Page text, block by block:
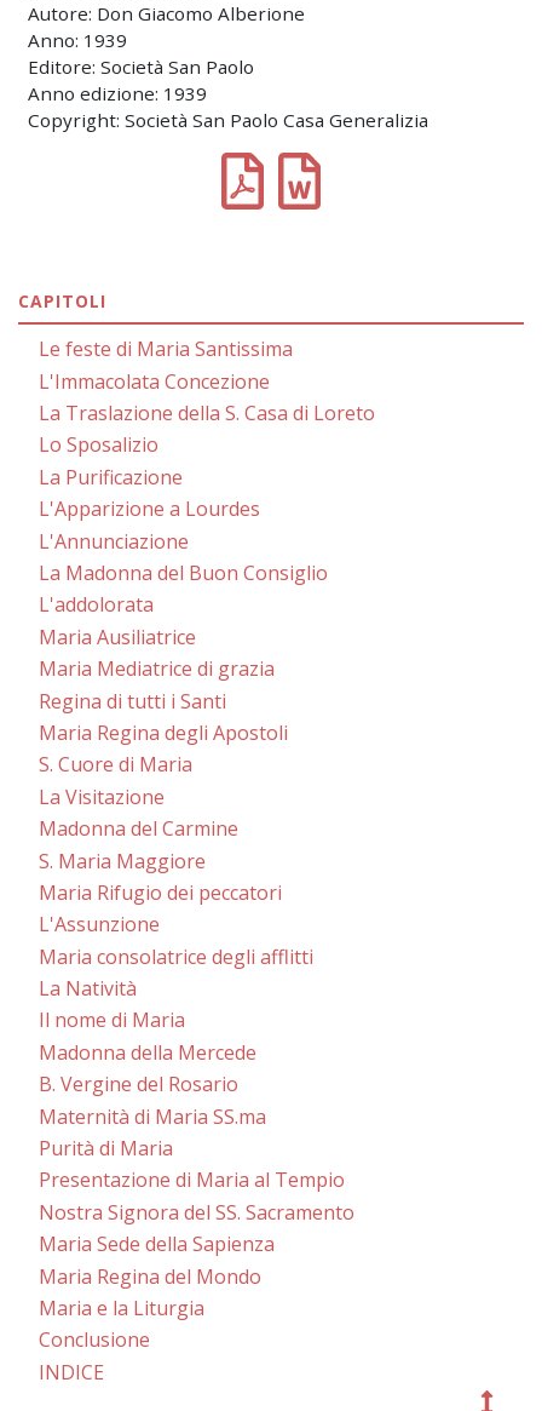
Autore: Don Giacomo Alberione
Anno: 1939
Editore: Società San Paolo
Anno edizione: 1939
Copyright: Società San Paolo Casa Generalizia
CAPITOLI
Le feste di Maria Santissima
L'Immacolata Concezione
La Traslazione della S. Casa di Loreto
Lo Sposalizio
La Purificazione
L'Apparizione a Lourdes
L'Annunciazione
La Madonna del Buon Consiglio
L'addolorata
Maria Ausiliatrice
Maria Mediatrice di grazia
Regina di tutti i Santi
Maria Regina degli Apostoli
S. Cuore di Maria
La Visitazione
Madonna del Carmine
S. Maria Maggiore
Maria Rifugio dei peccatori
L'Assunzione
Maria consolatrice degli afflitti
La Natività
Il nome di Maria
Madonna della Mercede
B. Vergine del Rosario
Maternità di Maria SS.ma
Purità di Maria
Presentazione di Maria al Tempio
Nostra Signora del SS. Sacramento
Maria Sede della Sapienza
Maria Regina del Mondo
Maria e la Liturgia
Conclusione
INDICE